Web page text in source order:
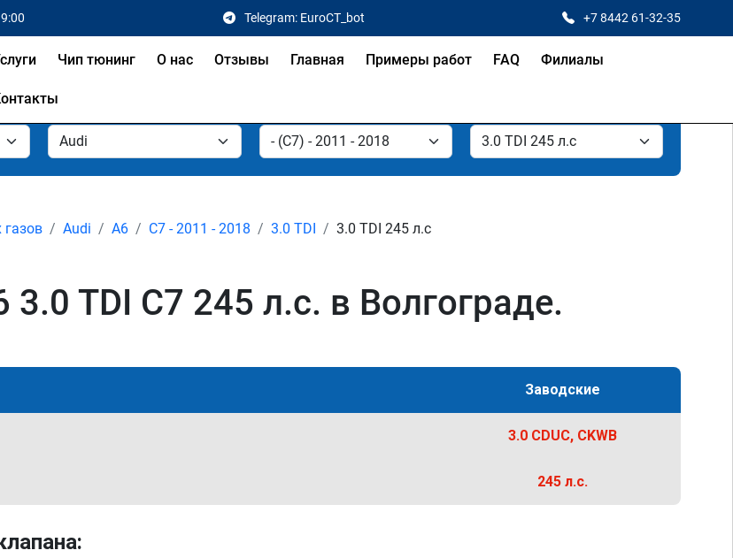
Telegram: EuroCT_bot +7 8442 61-32-35
Чип тюнинг О нас Отзывы Главная Примеры работ FAQ Филиалы
Audi A6 C7 - 2011 - 2018 3.0 TDI 3.0 TDI 245 л.с
TDI C7 245 л.с. в Волгограде.
Заводские
3.0 CDUC, CKWB
245 л.с.